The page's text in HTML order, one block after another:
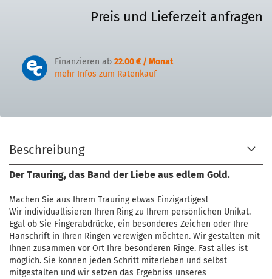
Preis und Lieferzeit anfragen
Finanzieren ab 22.00 € / Monat
mehr Infos zum Ratenkauf
Beschreibung
Der Trauring, das Band der Liebe aus edlem Gold.
Machen Sie aus Ihrem Trauring etwas Einzigartiges!
Wir individuallisieren Ihren Ring zu Ihrem persönlichen Unikat.
Egal ob Sie Fingerabdrücke, ein besonderes Zeichen oder Ihre
Hanschrift in Ihren Ringen verewigen möchten. Wir gestalten mit
Ihnen zusammen vor Ort Ihre besonderen Ringe. Fast alles ist
möglich. Sie können jeden Schritt miterleben und selbst
mitgestalten und wir setzen das Ergebniss unseres